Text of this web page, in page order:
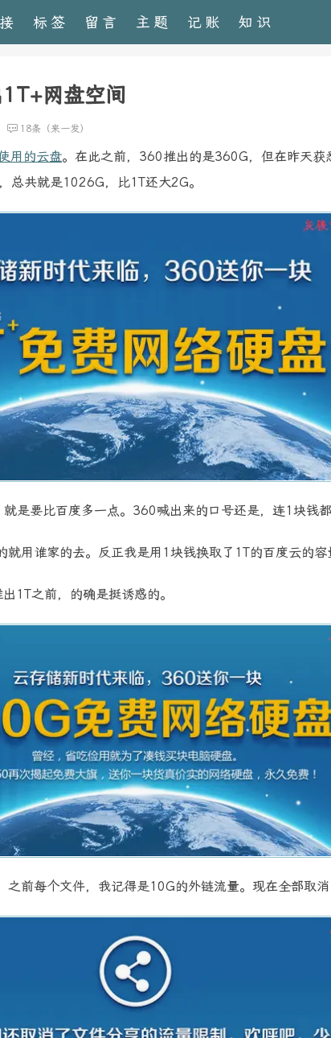
标签 留言 主题 记账 知识
网盘空间
18条（来一发）
用的云盘。在此之前，360推出的是360G，但在昨天获
总共就是1026G，比1T还大2G。
是要比百度多一点。360喊出来的口号还是，连1块钱都
用谁家的去。反正我是用1块钱换取了1T的百度云的容
1T之前，的确是挺诱惑的。
前每个文件，我记得是10G的外链流量。现在全部取消